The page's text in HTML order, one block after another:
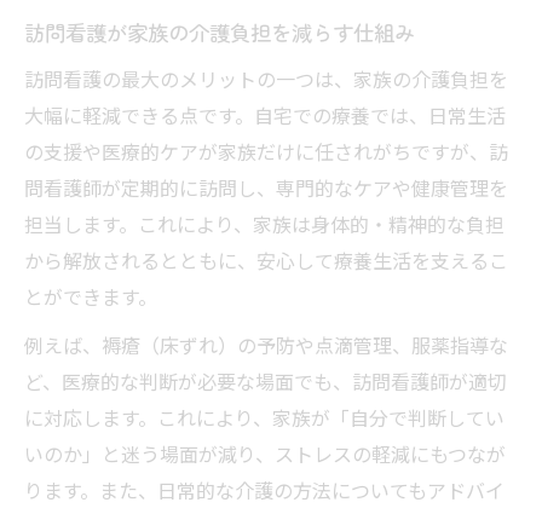
訪問看護が家族の介護負担を減らす仕組み
訪問看護の最大のメリットの一つは、家族の介護負担を
大幅に軽減できる点です。自宅での療養では、日常生活
の支援や医療的ケアが家族だけに任されがちですが、訪
問看護師が定期的に訪問し、専門的なケアや健康管理を
担当します。これにより、家族は身体的・精神的な負担
から解放されるとともに、安心して療養生活を支えるこ
とができます。
例えば、褥瘡（床ずれ）の予防や点滴管理、服薬指導な
ど、医療的な判断が必要な場面でも、訪問看護師が適切
に対応します。これにより、家族が「自分で判断してい
いのか」と迷う場面が減り、ストレスの軽減にもつなが
ります。また、日常的な介護の方法についてもアドバイ